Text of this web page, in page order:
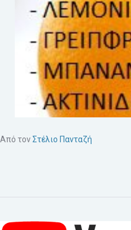
Από τονΣτέλιο Πανταζή